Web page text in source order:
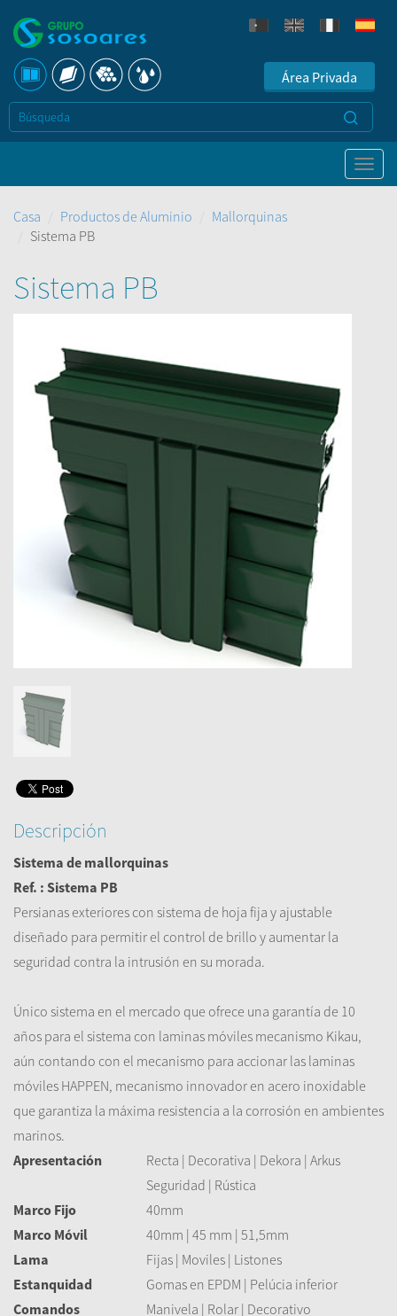
Área Privada
Casa Productos de Aluminio
Mallorquinas
Sistema PB
Sistema PB
Descripción
Sistema de mallorquinas
Ref. : Sistema PB
Persianas exteriores con sistema de hoja fija y ajustable
diseñado para permitir el control de brillo y aumentar la
seguridad contra la intrusión en su morada.
Único sistema en el mercado que ofrece una garantía de 10
años para el sistema con laminas móviles mecanismo Kikau,
aún contando con el mecanismo para accionar las laminas
móviles HAPPEN, mecanismo innovador en acero inoxidable
que garantiza la máxima resistencia a la corrosión en ambientes
marinos.
Apresentación
Recta | Decorativa | Dekora | Arkus
Seguridad | Rústica
Marco Fijo
40mm
Marco Móvil
40mm | 45 mm | 51,5mm
Lama
Fijas | Moviles | Listones
Estanquidad
Gomas en EPDM | Pelúcia inferior
Comandos
Manivela | Rolar | Decorativo